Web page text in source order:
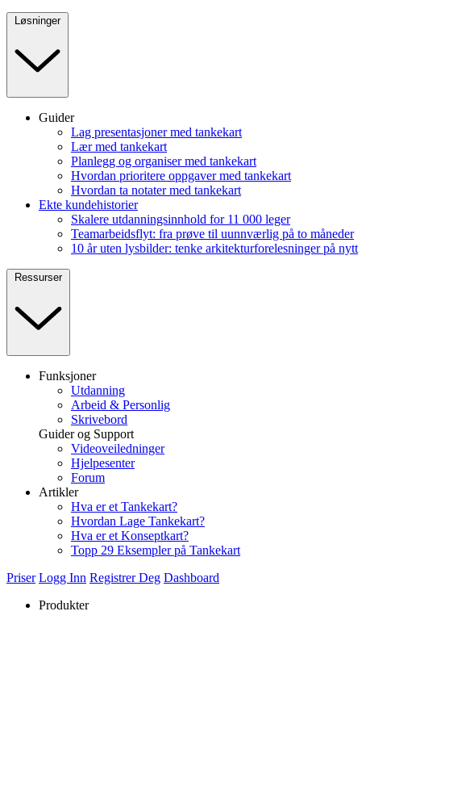
Løsninger
Guider
Lag presentasjoner med tankekart
Lær med tankekart
Planlegg og organiser med tankekart
Hvordan prioritere oppgaver med tankekart
Hvordan ta notater med tankekart
Ekte kundehistorier
Skalere utdanningsinnhold for 11 000 leger
Teamarbeidsflyt: fra prøve til uunnværlig på to måneder
10 år uten lysbilder: tenke arkitekturforelesninger på nytt
Ressurser
Funksjoner
Utdanning
Arbeid & Personlig
Skrivebord
Guider og Support
Videoveiledninger
Hjelpesenter
Forum
Artikler
Hva er et Tankekart?
Hvordan Lage Tankekart?
Hva er et Konseptkart?
Topp 29 Eksempler på Tankekart
Priser Logg Inn Registrer Deg Dashboard
Produkter